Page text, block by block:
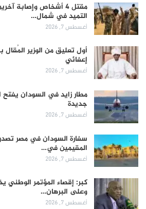
مقتل 4 أشخاص
التميد في شمال…
أغسطس 7, 2026
أول تعليق من الوزير
إعفائي
أغسطس 7, 2026
مطار زايد في السودان يفتح
جديدة
أغسطس 7, 2026
سفارة السودان في مصر
المقيمين في…
أغسطس 7, 2026
كبر: إقصاء المؤتمر الوطني
وعلى البرهان…
أغسطس 7, 2026